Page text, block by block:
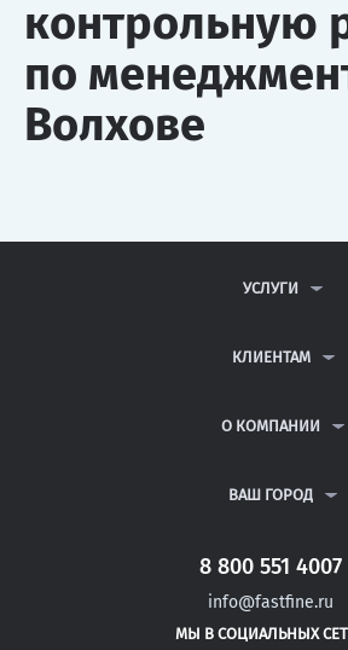
контрольную
по
Волхове
УСЛУГИ
ДИПЛОМНЫЕ РАБОТЫ
РЕФЕРАТЫ
КЛИЕНТАМ
ВОПРОСЫ И ОТВЕТЫ
ПОЛИТИКА
О КОМПАНИИ
КОНТАКТЫ
ВАШ ГОРОД
САНКТ-ПЕТЕРБУРГ
УРЮПИНСК
САФОНОВО
8 800 551 4007
info@fastfine.ru
МЫ В СОЦИАЛЬНЫХ